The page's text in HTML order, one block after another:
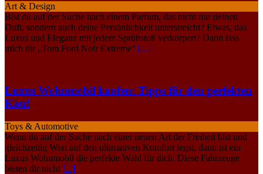
Art & Design
Bist du auf der Suche nach einem Parfum, das nicht nur deinen
Duft, sondern auch deine Persönlichkeit unterstreicht? Etwas, das
Luxus und Eleganz mit jedem Sprühstoß verkörpert? Dann lass
mich dir „Tom Ford Noir Extreme“ [...]
Luxus Wohnmobil kaufen: Tipps für den perfekten
Kauf
Toys & Automotive
Wenn du auf der Suche nach einer neuen Art der Freiheit bist und
gleichzeitig Wert auf den ultimativen Komfort legst, dann ist ein
Luxus Wohnmobil die perfekte Wahl für dich. Diese Fahrzeuge
bieten dir nicht [...]